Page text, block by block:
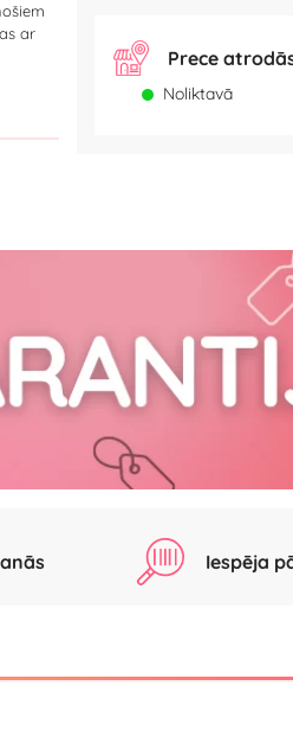
ar
Prece
Noliktavā
Iespēja